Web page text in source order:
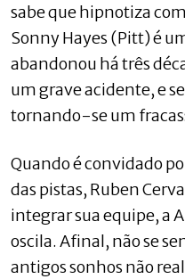
sabe que hipnotiza
Sonny Hayes (Pitt) é
abandonou há três
um grave acidente, e
tornando-se um
Quando é convidado
das pistas, Ruben
integrar sua equipe, a
oscila. Afinal, não se
antigos sonhos não